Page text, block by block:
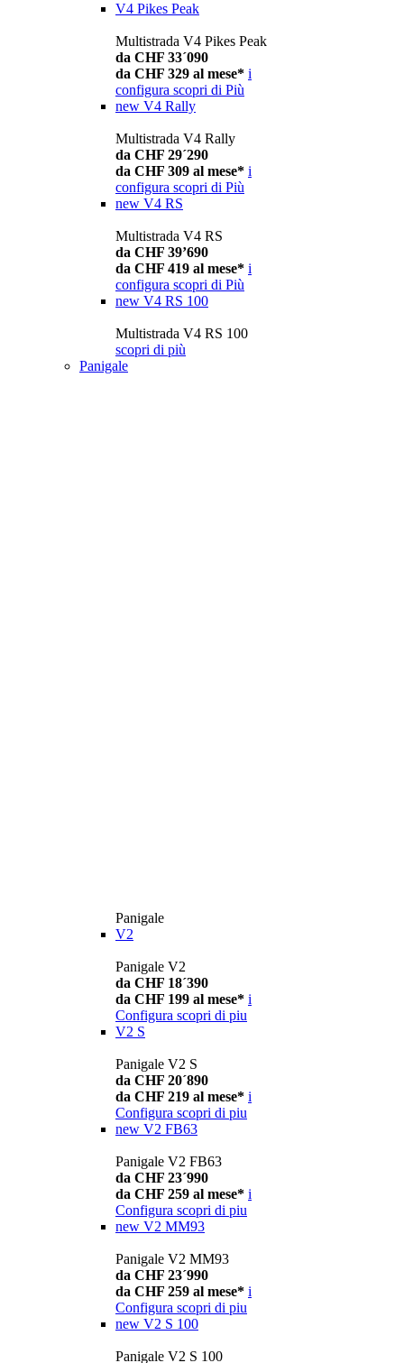
V4 Pikes Peak
Multistrada V4 Pikes Peak
da CHF 33´090
da CHF 329 al mese* i
configura scopri di Più
new V4 Rally
Multistrada V4 Rally
da CHF 29´290
da CHF 309 al mese* i
configura scopri di Più
new V4 RS
Multistrada V4 RS
da CHF 39’690
da CHF 419 al mese* i
configura scopri di Più
new V4 RS 100
Multistrada V4 RS 100
scopri di più
Panigale
Panigale
V2
Panigale V2
da CHF 18´390
da CHF 199 al mese* i
Configura scopri di piu
V2 S
Panigale V2 S
da CHF 20´890
da CHF 219 al mese* i
Configura scopri di piu
new V2 FB63
Panigale V2 FB63
da CHF 23´990
da CHF 259 al mese* i
Configura scopri di piu
new V2 MM93
Panigale V2 MM93
da CHF 23´990
da CHF 259 al mese* i
Configura scopri di piu
new V2 S 100
Panigale V2 S 100